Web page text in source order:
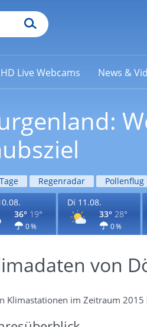
HD Live Webcams News &
Regenradar Pollenflug
36° 19°
0 %
Di 11.08.
33° 28°
0 %
von
Klimastationen im Zeitraum 2015